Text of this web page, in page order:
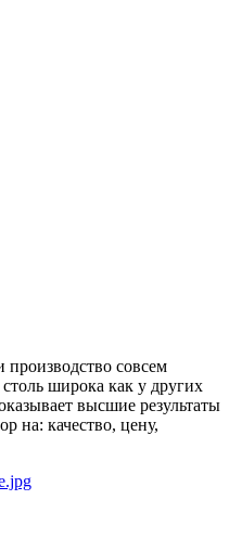
производство совсем
широка как у других
высшие результаты
на: качество, цену,